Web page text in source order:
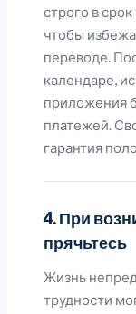
строго в
чтобы
переводе.
календаре,
приложения
платежей.
гарантия
4. При
прячьтесь
Жизнь
трудности